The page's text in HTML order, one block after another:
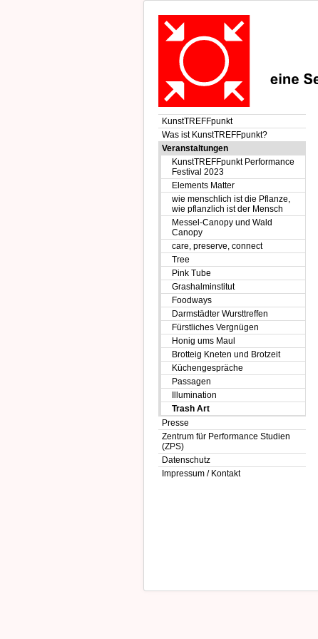
KunstTREFFpunkt
Was ist KunstTREFFpunkt?
Veranstaltungen
KunstTREFFpunkt Performance
Festival 2023
Elements Matter
wie menschlich ist die Pflanze,
wie pflanzlich ist der Mensch
Messel-Canopy und Wald
Canopy
care, preserve, connect
Tree
Pink Tube
Grashalminstitut
Foodways
Darmstädter Wursttreffen
Fürstliches Vergnügen
Honig ums Maul
Brotteig Kneten und Brotzeit
Küchengespräche
Passagen
Illumination
Trash Art
Presse
Zentrum für Performance Studien
(ZPS)
Datenschutz
Impressum / Kontakt